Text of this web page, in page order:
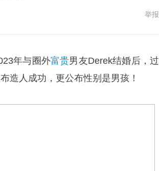
举报
年与圈外富贵男友Derek结婚后，过
造人成功，更公布性别是男孩！